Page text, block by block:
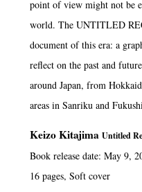
point of view might not be
world. The UNTITLED
document of this era: a
reflect on the past and
around Japan, from
areas in Sanriku and
Keizo KitajimaUntitled
Book release date: May 9,
16 pages, Soft cover